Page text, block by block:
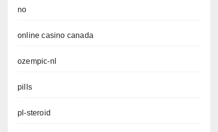
no
online casino canada
ozempic-nl
pills
pl-steroid